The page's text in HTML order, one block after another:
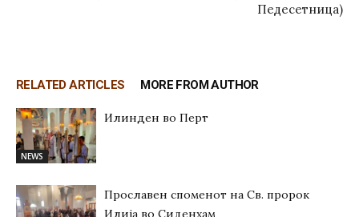
Педесетница)
RELATED ARTICLES MORE FROM AUTHOR
NEWS
Илинден во Перт
Прославен споменот на Св. пророк
Илија во Сиденхам